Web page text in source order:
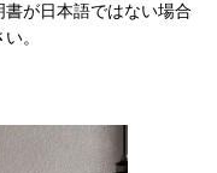
が日本語ではない場合
。